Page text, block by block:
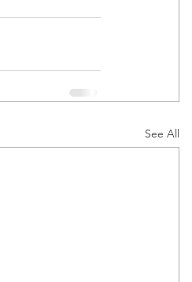
See All